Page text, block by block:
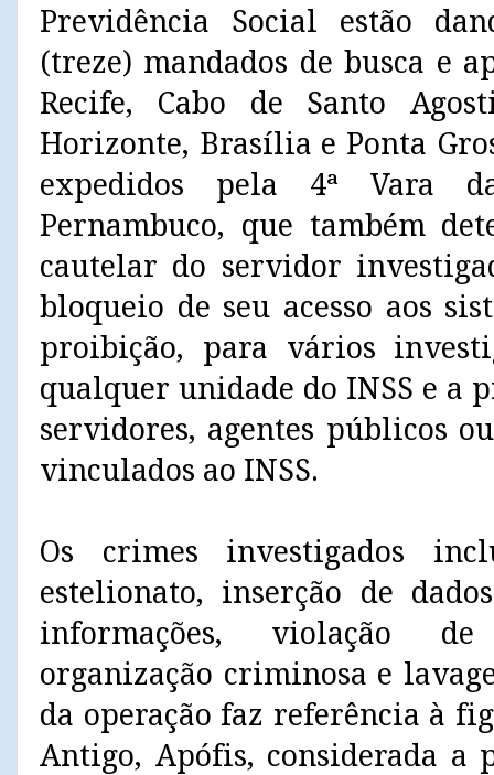
Previdência Social estão
(treze) mandados de busca e
Recife, Cabo de Santo
Horizonte, Brasília e Ponta
expedidos pela 4ª Vara
Pernambuco, que também
cautelar do servidor
bloqueio de seu acesso aos
proibição, para vários
qualquer unidade do INSS e a
servidores, agentes públicos
vinculados ao INSS.
Os crimes investigados
estelionato, inserção de
informações, violação
organização criminosa e
da operação faz referência à
Antigo, Apófis, considerada a